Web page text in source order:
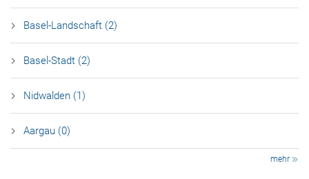
Basel-Landschaft (2)
Basel-Stadt (2)
Nidwalden (1)
Aargau (0)
mehr